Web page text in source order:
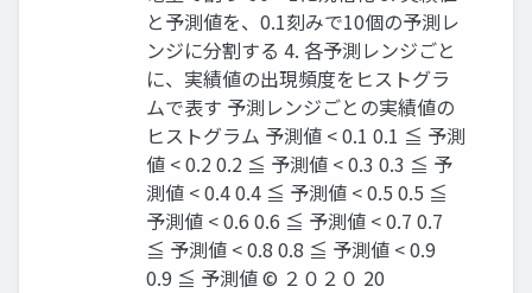
と予測値を、0.1刻みで10個の予測レ
ンジに分割する 4. 各予測レンジごと
に、実績値の出現頻度をヒストグラ
ムで表す 予測レンジごとの実績値の
ヒストグラム 予測値 < 0.1 0.1 ≦ 予測
値 < 0.2 0.2 ≦ 予測値 < 0.3 0.3 ≦ 予
測値 < 0.4 0.4 ≦ 予測値 < 0.5 0.5 ≦
予測値 < 0.6 0.6 ≦ 予測値 < 0.7 0.7
≦ 予測値 < 0.8 0.8 ≦ 予測値 < 0.9
0.9 ≦ 予測値 © ２０２０ 20